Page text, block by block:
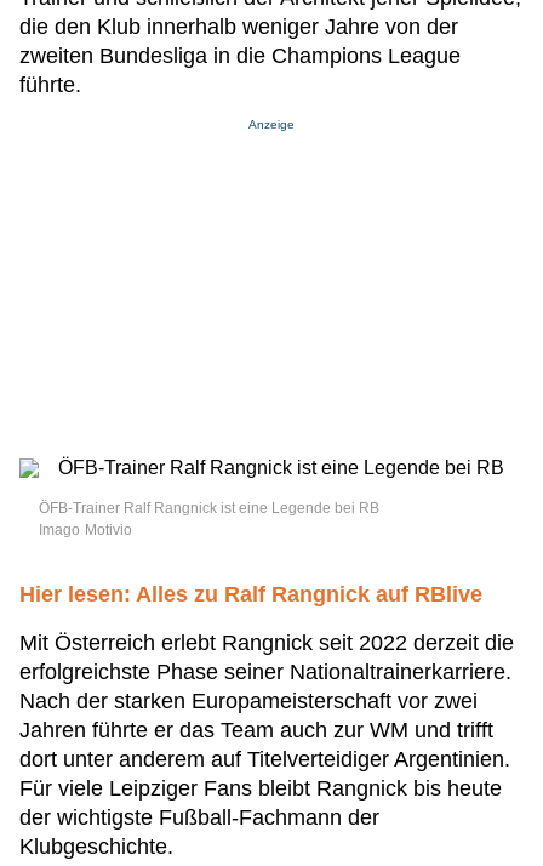
die den Klub innerhalb weniger Jahre von der
zweiten Bundesliga in die Champions League
führte.
Anzeige
ÖFB-Trainer Ralf Rangnick ist eine Legende bei RB
Imago Motivio
Hier lesen: Alles zu Ralf Rangnick auf RBlive
Mit Österreich erlebt Rangnick seit 2022 derzeit die
erfolgreichste Phase seiner Nationaltrainerkarriere.
Nach der starken Europameisterschaft vor zwei
Jahren führte er das Team auch zur WM und trifft
dort unter anderem auf Titelverteidiger Argentinien.
Für viele Leipziger Fans bleibt Rangnick bis heute
der wichtigste Fußball-Fachmann der
Klubgeschichte.